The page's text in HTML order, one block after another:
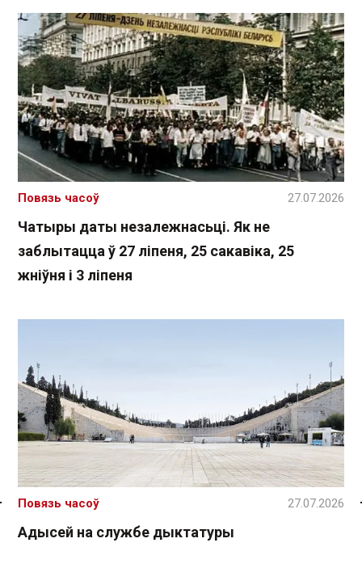
Чатыры даты незалежнасьці. Як не
заблытацца ў 27 ліпеня, 25 сакавіка, 25
жніўня і 3 ліпеня
Повязь часоў 27.07.2026
Адысей на службе дыктатуры
Повязь часоў 27.07.2026